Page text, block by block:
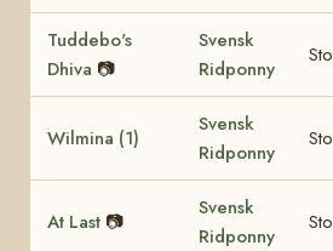
Tuddebo's
Dhiva 📷
Svensk
Ridponny
Sto
Wilmina (1)
Svensk
Ridponny
Sto
At Last 📷
Svensk
Ridponny
Sto